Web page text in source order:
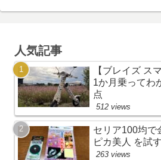
人気記事
【ブレイズ ス
1か月乗ってわ
点
512 views
セリア100均で
ピカ美人 を試す
263 views